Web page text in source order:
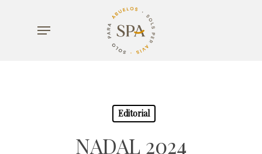
Menu
Editorial
NADAL 2024